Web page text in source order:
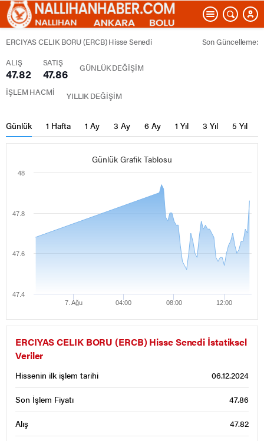
ERCIYAS CELIK BORU (ERCB) Hisse Senedi
Son Güncelleme:
ALIŞ
47.82
SATIŞ
47.86 GÜNLÜK DEĞİŞİM
İŞLEM HACMİ YILLIK DEĞİŞİM
Günlük 1 Hafta 1 Ay 3 Ay 6 Ay 1 Yıl 3 Yıl 5 Yıl
Günlük Grafik Tablosu
7. Ağu 04:00 08:00 12:00
47.4
47.6
47.8
48
ERCIYAS CELIK BORU (ERCB) Hisse Senedi İstatiksel
Veriler
Hissenin ilk işlem tarihi 06.12.2024
Son İşlem Fiyatı 47.86
Alış 47.82